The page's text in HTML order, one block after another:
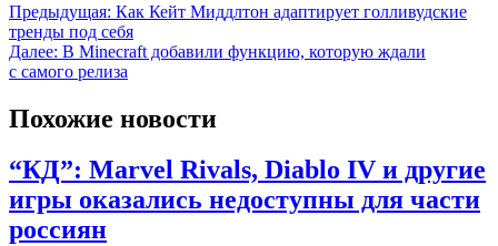
Предыдущая: Как Кейт Миддлтон адаптирует голливудские
тренды под себя
Далее: В Minecraft добавили функцию, которую ждали
с самого релиза
Похожие новости
“КД”: Marvel Rivals, Diablo IV и другие
игры оказались недоступны для части
россиян